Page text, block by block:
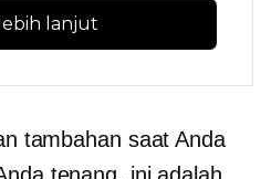
lanjut
tambahan saat Anda